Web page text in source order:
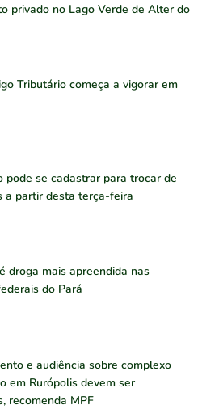
privado no Lago Verde de Alter do
Tributário começa a vigorar em
pode se cadastrar para trocar de
a partir desta terça-feira
droga mais apreendida nas
do Pará
e audiência sobre complexo
em Rurópolis devem ser
recomenda MPF